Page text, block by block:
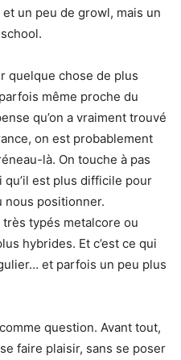
un peu de growl, mais un
quelque chose de plus
même proche du
qu’on a vraiment trouvé
on est probablement
là. On touche à pas
qu’il est plus difficile pour
nous positionner.
typés metalcore ou
hybrides. Et c’est ce qui
et parfois un peu plus
question. Avant tout,
faire plaisir, sans se poser